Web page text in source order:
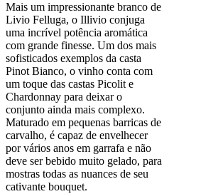
Mais um impressionante branco de
Livio Felluga, o Illivio conjuga
uma incrível potência aromática
com grande finesse. Um dos mais
sofisticados exemplos da casta
Pinot Bianco, o vinho conta com
um toque das castas Picolit e
Chardonnay para deixar o
conjunto ainda mais complexo.
Maturado em pequenas barricas de
carvalho, é capaz de envelhecer
por vários anos em garrafa e não
deve ser bebido muito gelado, para
mostras todas as nuances de seu
cativante bouquet.